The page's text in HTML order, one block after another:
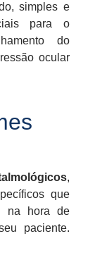
simples e
para o
do
ocular
,
que
na hora de
paciente.